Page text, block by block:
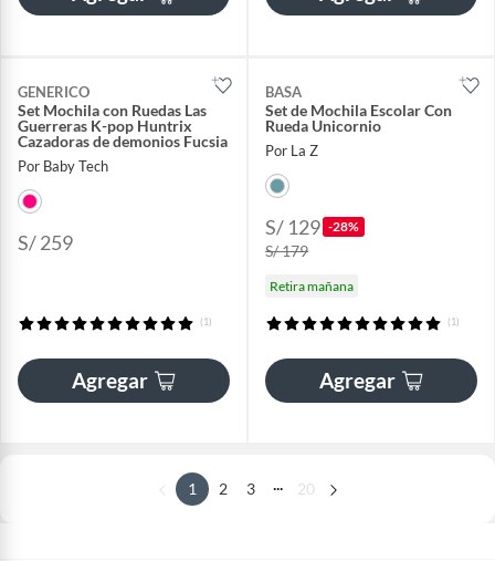
GENERICO
Set Mochila con Ruedas Las
Guerreras K-pop Huntrix
Cazadoras de demonios Fucsia
Por Baby Tech
S/ 259
(1)
Agregar
BASA
Set de Mochila Escolar Con
Rueda Unicornio
Por La Z
S/ 129 -28%
S/ 179
Retira mañana
(1)
Agregar
1 2 3 ... 20